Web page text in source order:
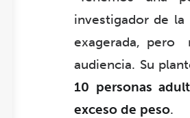
investigador de la
exagerada, pero
audiencia. Su
10 personas
exceso de peso.